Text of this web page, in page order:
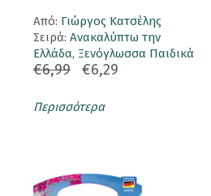
Aπό: Γιώργος Κατσέλης
Σειρά: Ανακαλύπτω την
Ελλάδα, Ξενόγλωσσα Παιδικά
€6,99 €6,29
Περισσότερα